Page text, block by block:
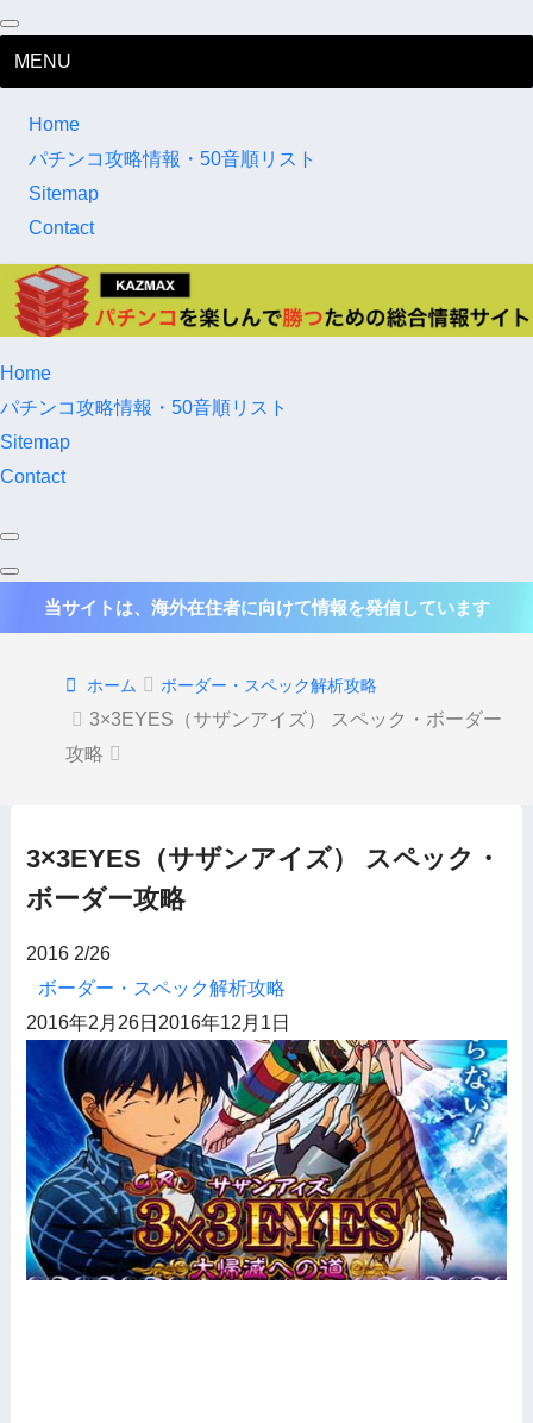
MENU
Home
パチンコ攻略情報・50音順リスト
Sitemap
Contact
Home
パチンコ攻略情報・50音順リスト
Sitemap
Contact
当サイトは、海外在住者に向けて情報を発信しています
ホーム ボーダー・スペック解析攻略
3×3EYES（サザンアイズ） スペック・ボーダー
攻略
3×3EYES（サザンアイズ） スペック・
ボーダー攻略
2016 2/26
ボーダー・スペック解析攻略
2016年2月26日 2016年12月1日